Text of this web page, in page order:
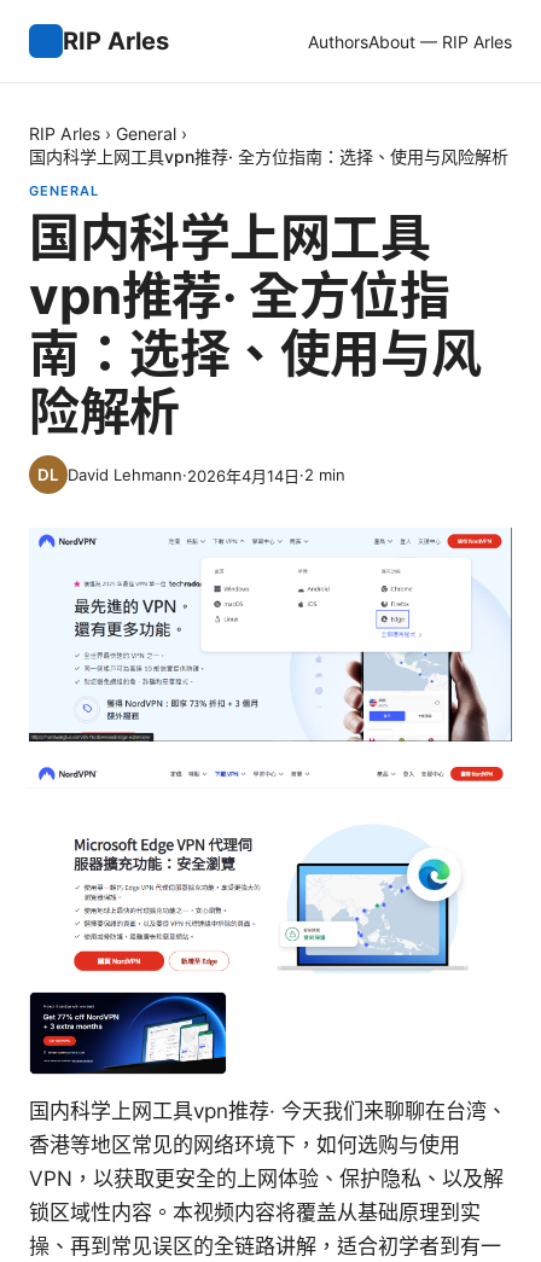
RIP Arles AuthorsAbout — RIP Arles
RIP Arles › General ›
国内科学上网工具vpn推荐· 全方位指南：选择、使用与风险解析
GENERAL
国内科学上网工具
vpn推荐· 全方位指
南：选择、使用与风
险解析
David Lehmann·2026年4月14日·2 min
国内科学上网工具vpn推荐· 今天我们来聊聊在台湾、
香港等地区常见的网络环境下，如何选购与使用
VPN，以获取更安全的上网体验、保护隐私、以及解
锁区域性内容。本视频内容将覆盖从基础原理到实
操、再到常见误区的全链路讲解，适合初学者到有一